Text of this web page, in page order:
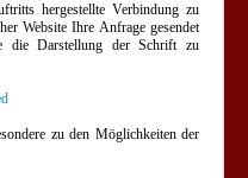
hergestellte Verbindung zu
Website Ihre Anfrage gesendet
die Darstellung der Schrift zu
zu den Möglichkeiten der